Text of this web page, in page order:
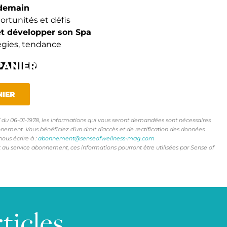
et défis
développer son Spa
tendance
06-01-1978, les informations qui vous seront demandées sont nécessaires
Vous bénéficiez d’un droit d’accès et de rectification des données
écrire à : abonnement@senseofwellness-mag.com
service abonnement, ces informations pourront être utilisées par Sense of